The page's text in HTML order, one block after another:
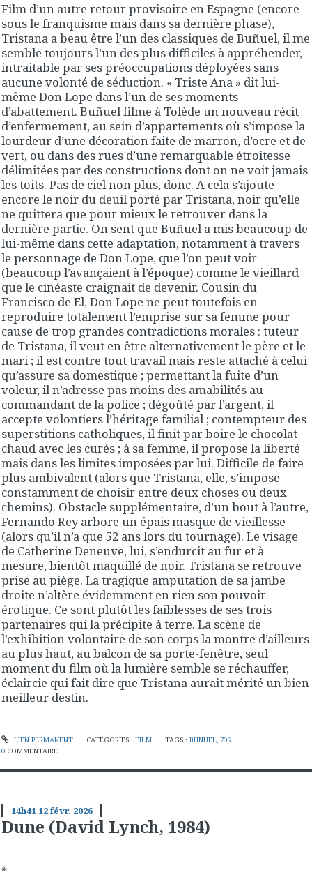
Film d’un autre retour provisoire en Espagne (encore
sous le franquisme mais dans sa dernière phase),
Tristana a beau être l’un des classiques de Buñuel, il me
semble toujours l’un des plus difficiles à appréhender,
intraitable par ses préoccupations déployées sans
aucune volonté de séduction. « Triste Ana » dit lui-
même Don Lope dans l’un de ses moments
d’abattement. Buñuel filme à Tolède un nouveau récit
d’enfermement, au sein d’appartements où s’impose la
lourdeur d’une décoration faite de marron, d’ocre et de
vert, ou dans des rues d’une remarquable étroitesse
délimitées par des constructions dont on ne voit jamais
les toits. Pas de ciel non plus, donc. A cela s’ajoute
encore le noir du deuil porté par Tristana, noir qu’elle
ne quittera que pour mieux le retrouver dans la
dernière partie. On sent que Buñuel a mis beaucoup de
lui-même dans cette adaptation, notamment à travers
le personnage de Don Lope, que l’on peut voir
(beaucoup l’avançaient à l’époque) comme le vieillard
que le cinéaste craignait de devenir. Cousin du
Francisco de El, Don Lope ne peut toutefois en
reproduire totalement l’emprise sur sa femme pour
cause de trop grandes contradictions morales : tuteur
de Tristana, il veut en être alternativement le père et le
mari ; il est contre tout travail mais reste attaché à celui
qu’assure sa domestique ; permettant la fuite d’un
voleur, il n’adresse pas moins des amabilités au
commandant de la police ; dégoûté par l’argent, il
accepte volontiers l’héritage familial ; contempteur des
superstitions catholiques, il finit par boire le chocolat
chaud avec les curés ; à sa femme, il propose la liberté
mais dans les limites imposées par lui. Difficile de faire
plus ambivalent (alors que Tristana, elle, s’impose
constamment de choisir entre deux choses ou deux
chemins). Obstacle supplémentaire, d’un bout à l’autre,
Fernando Rey arbore un épais masque de vieillesse
(alors qu’il n’a que 52 ans lors du tournage). Le visage
de Catherine Deneuve, lui, s’endurcit au fur et à
mesure, bientôt maquillé de noir. Tristana se retrouve
prise au piège. La tragique amputation de sa jambe
droite n’altère évidemment en rien son pouvoir
érotique. Ce sont plutôt les faiblesses de ses trois
partenaires qui la précipite à terre. La scène de
l’exhibition volontaire de son corps la montre d’ailleurs
au plus haut, au balcon de sa porte-fenêtre, seul
moment du film où la lumière semble se réchauffer,
éclaircie qui fait dire que Tristana aurait mérité un bien
meilleur destin.
LIEN PERMANENT CATÉGORIES : FILM TAGS :BUNUEL, 70S
0 COMMENTAIRE
14h4112févr. 2026
Dune (David Lynch, 1984)
*